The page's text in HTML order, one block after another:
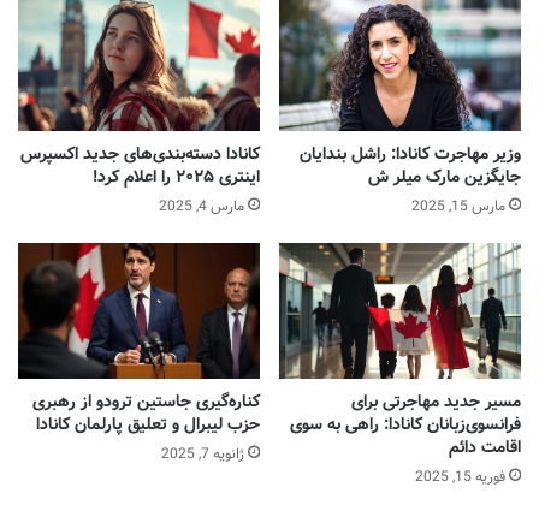
است. با توقف این اقدامات، اگر با ویزای بازدید
کننده در کانادا هستید، اکنون ممکن است دریافت
مجوز کار دشوارتر باشد، اما همچنان گزینه‌هایی
برای ماندن در کشور با وضعیت قانونی وجود دارد.
وزیر مهاجرت کانادا: راشل بندایان
جایگزین مارک میلر ش
مارس 15, 2025
کانادا دسته‌بندی‌های جدید اکسپرس
اینتری ۲۰۲۵ را اعلام کرد!
مارس 4, 2025
مسیر جدید مهاجرتی برای
فرانسوی‌زبانان کانادا: راهی به سوی
اقامت دائم
فوریه 15, 2025
کناره‌گیری جاستین ترودو از رهبری
حزب لیبرال و تعلیق پارلمان کانادا
ژانویه 7, 2025